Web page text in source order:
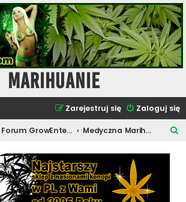
Marihuanie
Zaloguj się
Zarejestruj się
Forum GrowEnter.com - Artykuły o Marihuanie Medyczna Marihuana